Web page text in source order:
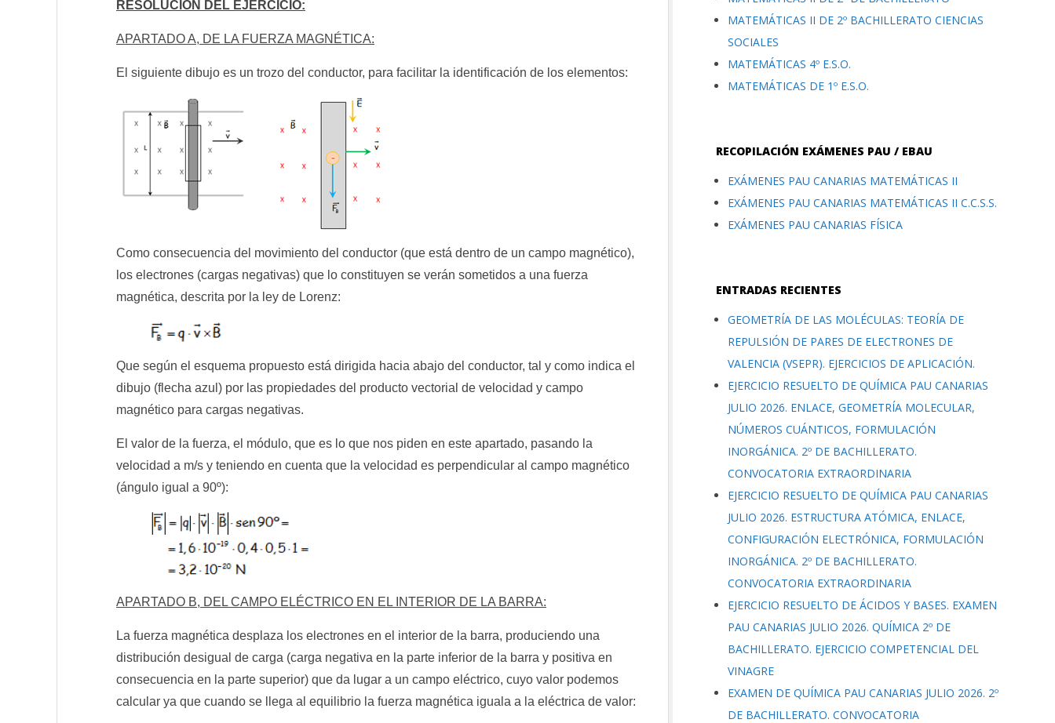
RESOLUCIÓN DEL EJERCICIO:
APARTADO A, DE LA FUERZA MAGNÉTICA:
El siguiente dibujo es un trozo del conductor, para facilitar la identificación de los elementos:
Como consecuencia del movimiento del conductor (que está dentro de un campo magnético),
los electrones (cargas negativas) que lo constituyen se verán sometidos a una fuerza
magnética, descrita por la ley de Lorenz:
Que según el esquema propuesto está dirigida hacia abajo del conductor, tal y como indica el
dibujo (flecha azul) por las propiedades del producto vectorial de velocidad y campo
magnético para cargas negativas.
El valor de la fuerza, el módulo, que es lo que nos piden en este apartado, pasando la
velocidad a m/s y teniendo en cuenta que la velocidad es perpendicular al campo magnético
(ángulo igual a 90º):
APARTADO B, DEL CAMPO ELÉCTRICO EN EL INTERIOR DE LA BARRA:
La fuerza magnética desplaza los electrones en el interior de la barra, produciendo una
distribución desigual de carga (carga negativa en la parte inferior de la barra y positiva en
consecuencia en la parte superior) que da lugar a un campo eléctrico, cuyo valor podemos
calcular ya que cuando se llega al equilibrio la fuerza magnética iguala a la eléctrica de valor:
MATEMÁTICAS II DE 2º BACHILLERATO CIENCIAS
SOCIALES
MATEMÁTICAS 4º E.S.O.
MATEMÁTICAS DE 1º E.S.O.
RECOPILACIÓN EXÁMENES PAU / EBAU
EXÁMENES PAU CANARIAS MATEMÁTICAS II
EXÁMENES PAU CANARIAS MATEMÁTICAS II C.C.S.S.
EXÁMENES PAU CANARIAS FÍSICA
ENTRADAS RECIENTES
GEOMETRÍA DE LAS MOLÉCULAS: TEORÍA DE
REPULSIÓN DE PARES DE ELECTRONES DE
VALENCIA (VSEPR). EJERCICIOS DE APLICACIÓN.
EJERCICIO RESUELTO DE QUÍMICA PAU CANARIAS
JULIO 2026. ENLACE, GEOMETRÍA MOLECULAR,
NÚMEROS CUÁNTICOS, FORMULACIÓN
INORGÁNICA. 2º DE BACHILLERATO.
CONVOCATORIA EXTRAORDINARIA
EJERCICIO RESUELTO DE QUÍMICA PAU CANARIAS
JULIO 2026. ESTRUCTURA ATÓMICA, ENLACE,
CONFIGURACIÓN ELECTRÓNICA, FORMULACIÓN
INORGÁNICA. 2º DE BACHILLERATO.
CONVOCATORIA EXTRAORDINARIA
EJERCICIO RESUELTO DE ÁCIDOS Y BASES. EXAMEN
PAU CANARIAS JULIO 2026. QUÍMICA 2º DE
BACHILLERATO. EJERCICIO COMPETENCIAL DEL
VINAGRE
EXAMEN DE QUÍMICA PAU CANARIAS JULIO 2026. 2º
DE BACHILLERATO. CONVOCATORIA